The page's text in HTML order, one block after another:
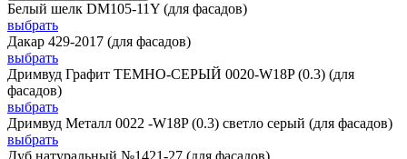
Белый шелк DM105-11Y (для фасадов)
выбрать
Дакар 429-2017 (для фасадов)
выбрать
Дримвуд Графит ТЕМНО-СЕРЫЙ 0020-W18P (0.3) (для
фасадов)
выбрать
Дримвуд Металл 0022 -W18P (0.3) светло серый (для фасадов)
выбрать